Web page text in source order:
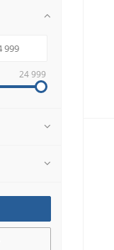
24 999